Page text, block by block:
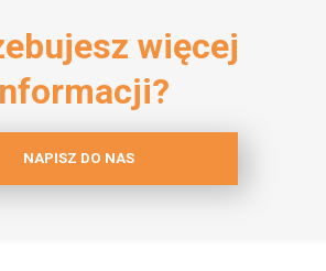
więcej
NAPISZ DO NAS